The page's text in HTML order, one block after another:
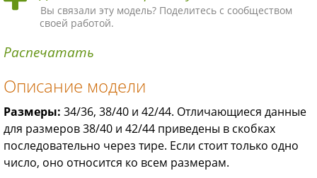
Вы связали эту модель? Поделитесь с сообществом
своей работой.
Распечатать
Описание модели
Размеры: 34/36, 38/40 и 42/44. Отличающиеся данные
для размеров 38/40 и 42/44 приведены в скобках
последовательно через тире. Если стоит только одно
число, оно относится ко всем размерам.